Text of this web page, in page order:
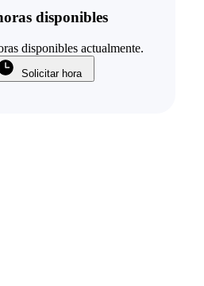
disponibles
disponibles actualmente.
Solicitar hora